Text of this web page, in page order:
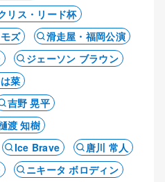
リス・リード杯
ズ
滑走屋・福岡公演
ジェーソン ブラウン
菜
吉野 晃平
渡 知樹
Ice Brave
唐川 常人
ニキータ ボロディン